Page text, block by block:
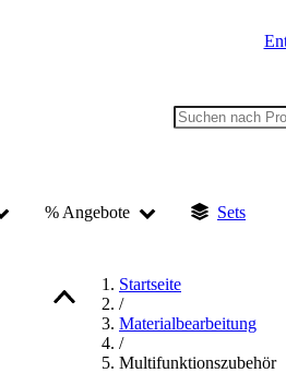
% Angebote Sets
Startseite
/
Materialbearbeitung
/
Multifunktionszubehör